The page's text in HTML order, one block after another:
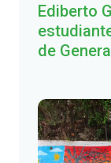
Ediberto
de